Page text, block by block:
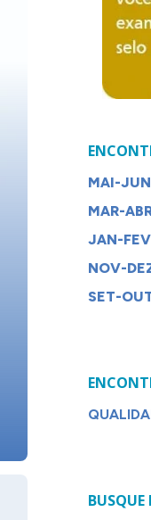
MAI-
MAR-
JAN-
NOV-
SET-